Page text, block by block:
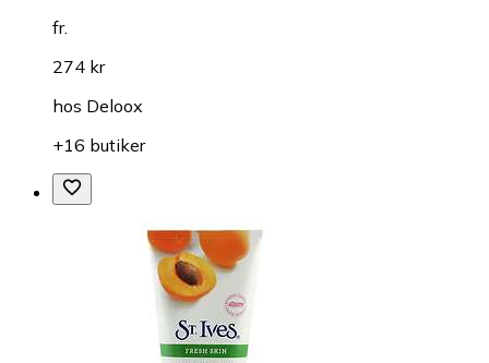
fr.
274 kr
hos Deloox
+16 butiker